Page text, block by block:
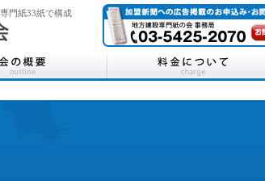
門紙33紙で構成